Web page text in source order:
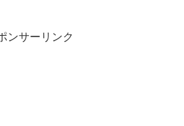
ンサーリンク